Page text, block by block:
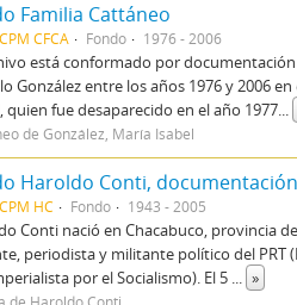
Familia Cattáneo
CFCA Fondo 1976 - 2006
está conformado por
González entre los años 1976 y 2006
quien fue desaparecido en el año 1977...
de González, María Isabel
HC Fondo 1943 - 2005
Conti nació en Chacabuco, provincia
periodista y militante político del PRT
por el Socialismo). El 5 ... »